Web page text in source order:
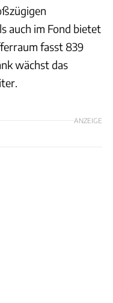
auch im Fond bietet
fasst 839
wächst das
ANZEIGE